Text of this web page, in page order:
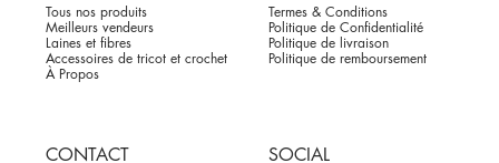
Tous nos produits
Meilleurs vendeurs
Laines et fibres
Accessoires de tricot et crochet
À Propos
Termes & Conditions
Politique de Confidentialité
Politique de livraison
Politique de remboursement
CONTACT SOCIAL